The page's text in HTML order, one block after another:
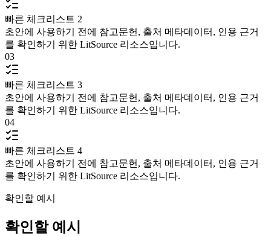
빠른 체크리스트 2
초안에 사용하기 전에 참고문헌, 출처 메타데이터, 인용 근거
를 확인하기 위한 LitSource 리소스입니다.
03
빠른 체크리스트 3
초안에 사용하기 전에 참고문헌, 출처 메타데이터, 인용 근거
를 확인하기 위한 LitSource 리소스입니다.
04
빠른 체크리스트 4
초안에 사용하기 전에 참고문헌, 출처 메타데이터, 인용 근거
를 확인하기 위한 LitSource 리소스입니다.
확인할 예시
확인할 예시